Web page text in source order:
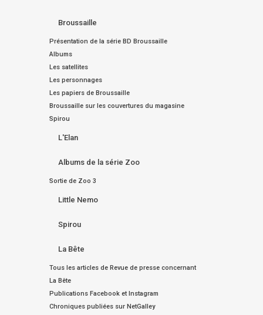
Broussaille
Présentation de la série BD Broussaille
Albums
Les satellites
Les personnages
Les papiers de Broussaille
Broussaille sur les couvertures du magasine
Spirou
L'Elan
Albums de la série Zoo
Sortie de Zoo 3
Little Nemo
Spirou
La Bête
Tous les articles de Revue de presse concernant
La Bête
Publications Facebook et Instagram
Chroniques publiées sur NetGalley